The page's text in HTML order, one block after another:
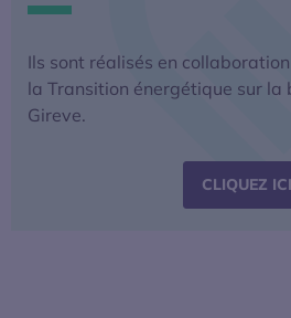
Ils sont réalisés en
la Transition énergétique sur la
Gireve.
CLIQUEZ ICI